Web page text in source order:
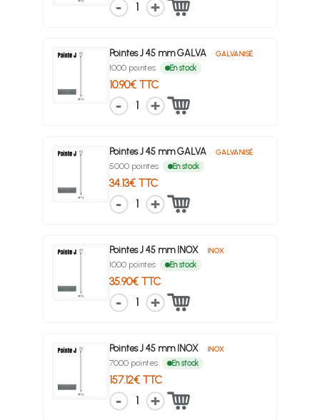
1
Pointes J 45 mm GALVA GALVANISÉ
1000 pointes En stock
10.90€ TTC
1
Pointes J 45 mm GALVA GALVANISÉ
5000 pointes En stock
34.13€ TTC
1
Pointes J 45 mm INOX INOX
1000 pointes En stock
35.90€ TTC
1
Pointes J 45 mm INOX INOX
7000 pointes En stock
157.12€ TTC
1